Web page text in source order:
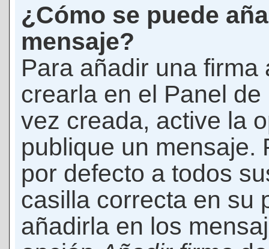
¿Cómo se puede
mensaje?
Para añadir una
crearla en el Panel
vez creada, active la
publique un mensaje.
por defecto a todos
casilla correcta en su
añadirla en los